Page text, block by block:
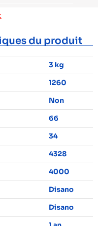
du produit
3 kg
1260
Non
66
34
4328
4000
Disano
Disano